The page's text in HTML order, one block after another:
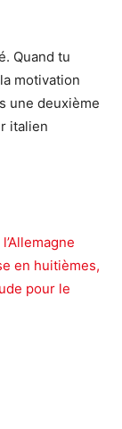
Quand tu
motivation
une deuxième
italien
en huitièmes,
pour le